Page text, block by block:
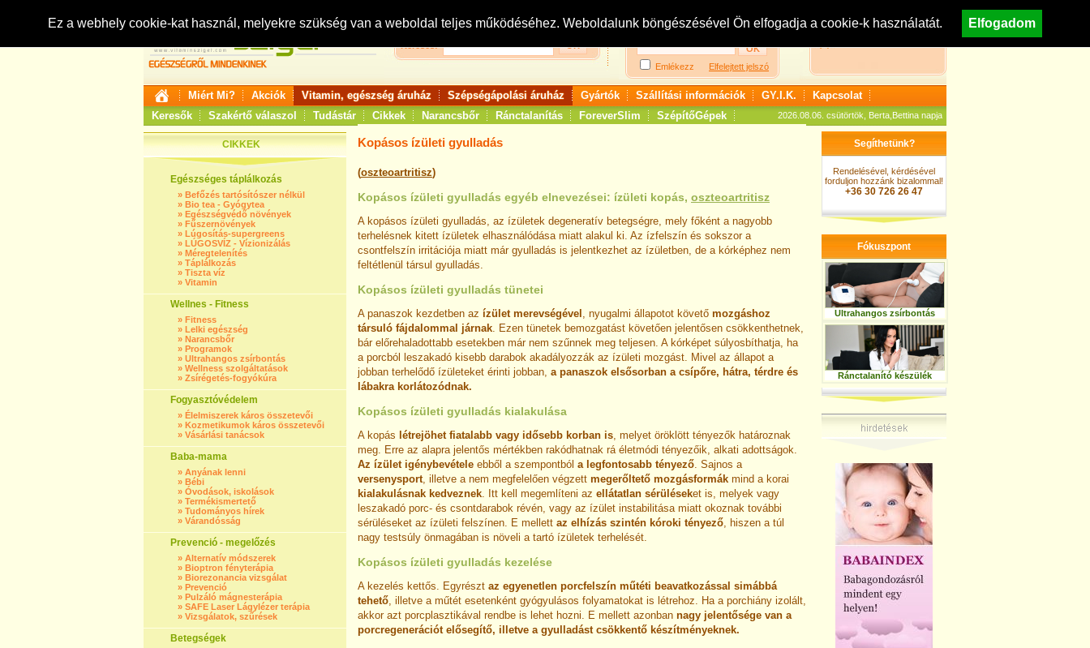
Ez a webhely cookie-kat használ, melyekre szükség van a weboldal teljes működéséhez. Weboldalunk böngészésével Ön elfogadja a cookie-k használatát. Elfogadom
Keresés:
Bejelentkezés: Regisztráció
Emlékezz Elfelejtett jelszó
Nézzen körül áruházunkban!
Miért Mi? Akciók Vitamin, egészség áruház Szépségápolási áruház Gyártók Szállítási információk GY.I.K.
Kapcsolat
Keresők
Szakértő válaszol Tudástár Cikkek Narancsbőr Ránctalanítás ForeverSlim SzépítőGépek 2026.08.06. csütörtök, Berta,Bettina napja
CIKKEK
Egészséges táplálkozás
» Befőzés tartósítószer nélkül
» Bio tea - Gyógytea
» Egészségvédő növények
» Fűszernövények
» Lúgosítás-supergreens
» LÚGOSVÍZ - Vízionizálás
» Méregtelenítés
» Táplálkozás
» Tiszta víz
» Vitamin
Wellnes - Fitness
» Fitness
» Lelki egészség
» Narancsbőr
» Programok
» Ultrahangos zsírbontás
» Wellness szolgáltatások
» Zsírégetés-fogyókúra
Fogyasztóvédelem
» Élelmiszerek káros összetevői
» Kozmetikumok káros összetevői
» Vásárlási tanácsok
Baba-mama
» Anyának lenni
» Bébi
» Óvodások, iskolások
» Termékismertető
» Tudományos hírek
» Várandósság
Prevenció - megelőzés
» Alternatív módszerek
» Bioptron fényterápia
» Biorezonancia vizsgálat
» Prevenció
» Pulzáló mágnesterápia
» SAFE Laser Lágylézer terápia
» Vizsgálatok, szűrések
Betegségek
Kopásos ízületi gyulladás
(oszteoartritisz)
Kopásos ízületi gyulladás egyéb elnevezései: ízületi kopás, oszteoartritisz
A kopásos ízületi gyulladás, az ízületek degeneratív betegségre, mely főként a nagyobb
terhelésnek kitett ízületek elhasználódása miatt alakul ki. Az ízfelszín és sokszor a
csontfelszín irritációja miatt már gyulladás is jelentkezhet az ízületben, de a kórképhez nem
feltétlenül társul gyulladás.
Kopásos ízületi gyulladás tünetei
A panaszok kezdetben az ízület merevségével , nyugalmi állapotot követő mozgáshoz
társuló fájdalommal járnak. Ezen tünetek bemozgatást követően jelentősen csökkenthetnek,
bár előrehaladottabb esetekben már nem szűnnek meg teljesen. A kórképet súlyosbíthatja, ha
a porcból leszakadó kisebb darabok akadályozzák az ízületi mozgást. Mivel az állapot a
jobban terhelődő ízületeket érinti jobban, a panaszok elsősorban a csípőre, hátra, térdre és
lábakra korlátozódnak.
Kopásos ízületi gyulladás kialakulása
A kopás létrejöhet fiatalabb vagy idősebb korban is, melyet öröklött tényezők határoznak
meg. Erre az alapra jelentős mértékben rakódhatnak rá életmódi tényezőik, alkati adottságok.
Az ízület igénybevétele ebből a szempontból a legfontosabb tényező. Sajnos a
versenysport, illetve a nem megfelelően végzett megerőltető mozgásformák mind a korai
kialakulásnak kedveznek. Itt kell megemlíteni az ellátatlan sérüléseket is, melyek vagy
leszakadó porc- és csontdarabok révén, vagy az ízület instabilitása miatt okoznak további
sérüléseket az ízületi felszínen. E mellett az elhízás szintén kóroki tényező, hiszen a túl
nagy testsúly önmagában is növeli a tartó ízületek terhelését.
Kopásos ízületi gyulladás kezelése
A kezelés kettős. Egyrészt az egyenetlen porcfelszín műtéti beavatkozással simábbá
tehető, illetve a műtét esetenként gyógyulásos folyamatokat is létrehoz. Ha a porchiány izolált,
akkor azt porcplasztikával rendbe is lehet hozni. E mellett azonban nagy jelentősége van a
porcregenerációt elősegítő, illetve a gyulladást csökkentő készítményeknek.
Segíthetünk?
Rendelésével, kérdésével
forduljon hozzánk bizalommal!
+36 30 726 26 47
Fókuszpont
Ultrahangos zsírbontás
Ránctalanító készülék